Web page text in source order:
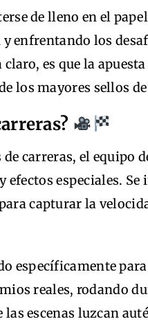
de lleno en el
y enfrentando los
es que la
los mayores sellos
carreras, el equipo
especiales. Se
capturar la
específicamente
reales, rodando
las escenas luzcan